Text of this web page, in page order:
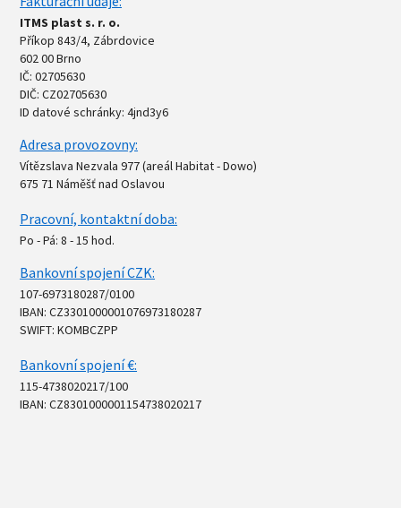
ITMS plast s. r. o.
Příkop 843/4, Zábrdovice
602 00 Brno
IČ: 02705630
DIČ: CZ02705630
ID datové schránky: 4jnd3y6
Adresa provozovny:
Vítězslava Nezvala 977 (areál Habitat - Dowo)
675 71 Náměšť nad Oslavou
Pracovní, kontaktní doba:
Po - Pá: 8 - 15 hod.
Bankovní spojení CZK:
107-6973180287/0100
IBAN: CZ3301000001076973180287
SWIFT: KOMBCZPP
Bankovní spojení €:
115-4738020217/100
IBAN: CZ8301000001154738020217